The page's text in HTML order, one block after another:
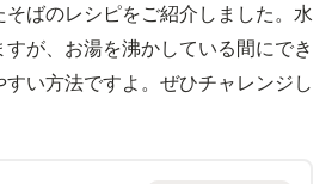
ばのレシピをご紹介しました。水
が、お湯を沸かしている間にでき
い方法ですよ。ぜひチャレンジし